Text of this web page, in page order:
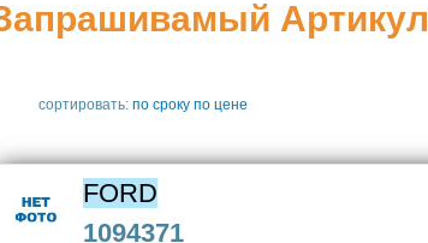
Артикул
сортировать: по сроку по цене
FORD
1094371